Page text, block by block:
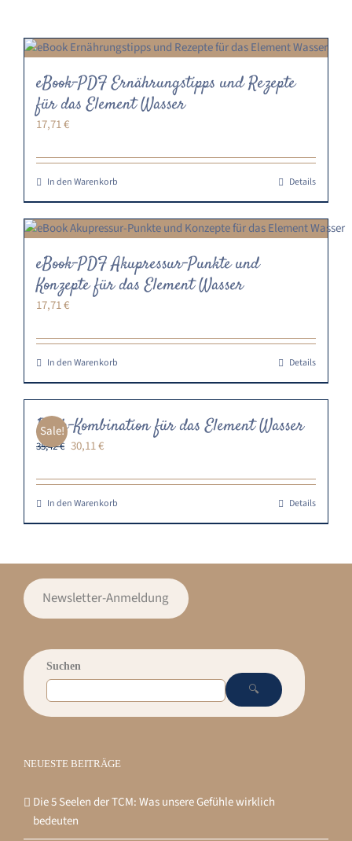
eBook-PDF Ernährungstipps und Rezepte
für das Element Wasser
17,71€
In den Warenkorb Details
eBook-PDF Akupressur-Punkte und
Konzepte für das Element Wasser
17,71€
In den Warenkorb Details
Sale!
Buch-Kombination für das Element Wasser
35,42€ Ursprünglicher
war:
35,42 €
30,11€Aktueller
ist:
30,11 €.
In den Warenkorb Details
Newsletter-Anmeldung
Suchen
🔍
NEUESTE BEITRÄGE
Die 5 Seelen der TCM: Was unsere Gefühle wirklich
bedeuten